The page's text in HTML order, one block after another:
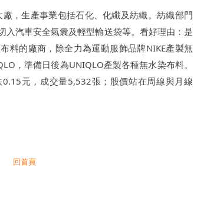
，生產事業包括石化、化纖及紡織。紡織部門
入汽車安全氣囊及輕型輸送袋等。看好理由：是
料的廠商，除全力為運動服飾品牌NIKE產製無
，準備日後為UNIQLO產製各種無水染布料。
元，成交量5,532張；股價站在周線與月線
回首頁